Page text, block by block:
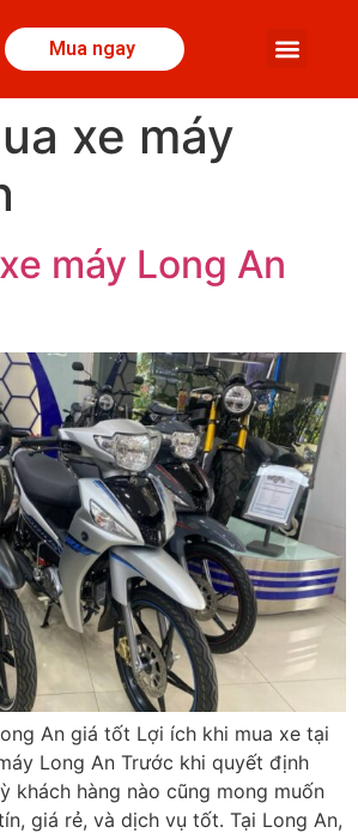
Mua ngay
xe máy
máy Long An
An giá tốt Lợi ích khi mua xe tại
Long An Trước khi quyết định
khách hàng nào cũng mong muốn
giá rẻ, và dịch vụ tốt. Tại Long An,